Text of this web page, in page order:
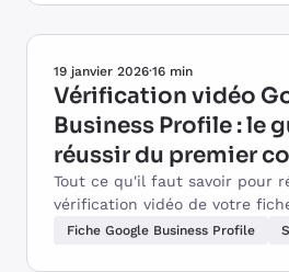
19 janvier 2026·16 min
Vérification vidéo
Business Profile : le
réussir du premier
Tout ce qu'il faut savoir pour
vérification vidéo de votre
Profile. Prérequis, scénario de
Fiche Google Business Profile